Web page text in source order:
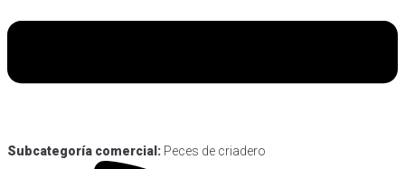
Subcategoría comercial: Peces de criadero